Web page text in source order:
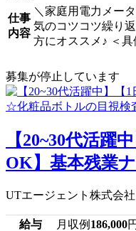
仕事
内容
＼家庭用電力メー
気のコツコツ繰り
方にオススメ♪ ＜具
募集が停止しています
【20~30代活躍
OK】基本残業
UTエージェント株式会社
給与 月収例 186,000円